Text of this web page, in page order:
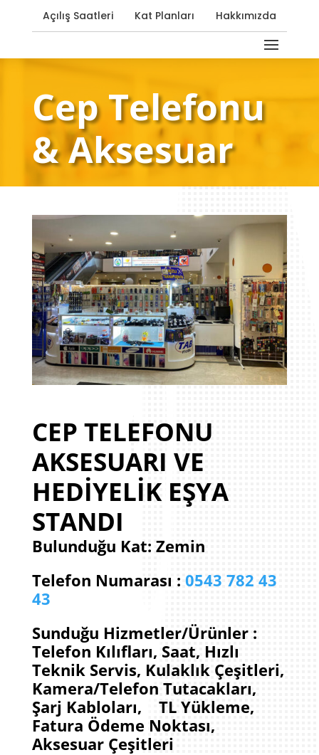
Açılış Saatleri Kat Planları Hakkımızda
Cep Telefonu
& Aksesuar
CEP TELEFONU
AKSESUARI VE
HEDİYELİK EŞYA
STANDI
Bulunduğu Kat: Zemin
Telefon Numarası : 0543 782 43
43
Sunduğu Hizmetler/Ürünler :
Telefon Kılıfları, Saat, Hızlı
Teknik Servis, Kulaklık Çeşitleri,
Kamera/Telefon Tutacakları,
Şarj Kabloları, TL Yükleme,
Fatura Ödeme Noktası,
Aksesuar Çeşitleri